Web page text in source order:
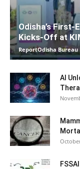
Odisha’s
Kicks-Off at
ReportOdisha Bureau
AI